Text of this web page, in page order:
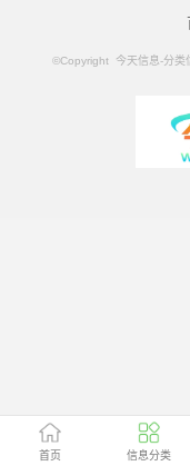
首页 信息分类
©Copyright 今天信息-分类